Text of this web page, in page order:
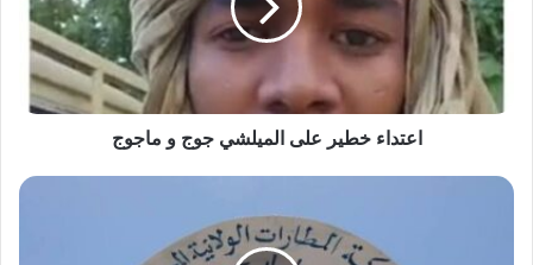
جوج
ماجوج
اعتداء خطير على الميلشي جوج و ماجوج
مطار